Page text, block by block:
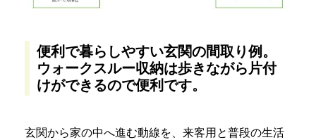
便利で暮らしやすい玄関の間取り例。
ウォークスルー収納は歩きながら片付
けができるので便利です。
玄関から家の中へ進む動線を、来客用と普段の生活